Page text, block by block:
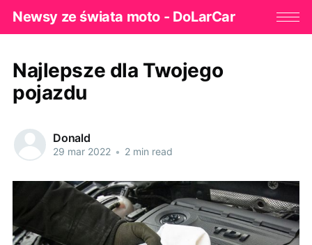
Newsy ze świata moto - DoLarCar
Najlepsze dla Twojego
pojazdu
Donald
29 mar 2022 • 2 min read